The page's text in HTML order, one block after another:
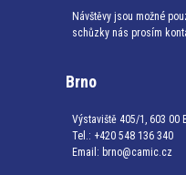
Návštěvy jsou možné
schůzky nás prosím
Brno
Výstaviště 405/1, 603 00
Tel.: +420 548 136 340
Email: brno@camic.cz